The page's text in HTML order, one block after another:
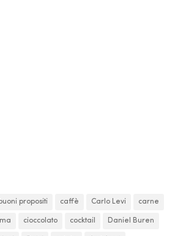
buoni propositi caffè Carlo Levi carne
cioccolato cocktail Daniel Buren